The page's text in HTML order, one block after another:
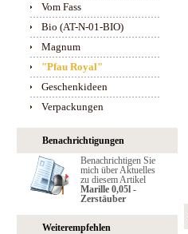
Vom Fass
Bio (AT-N-01-BIO)
Magnum
"Pfau Royal"
Geschenkideen
Verpackungen
Benachrichtigungen
Benachrichtigen Sie
mich über Aktuelles
zu diesem Artikel
Marille 0,05l -
Zerstäuber
Weiterempfehlen